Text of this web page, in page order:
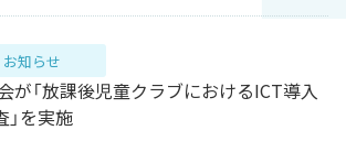
お知らせ
が「放課後児童クラブにおけるICT導入
を実施